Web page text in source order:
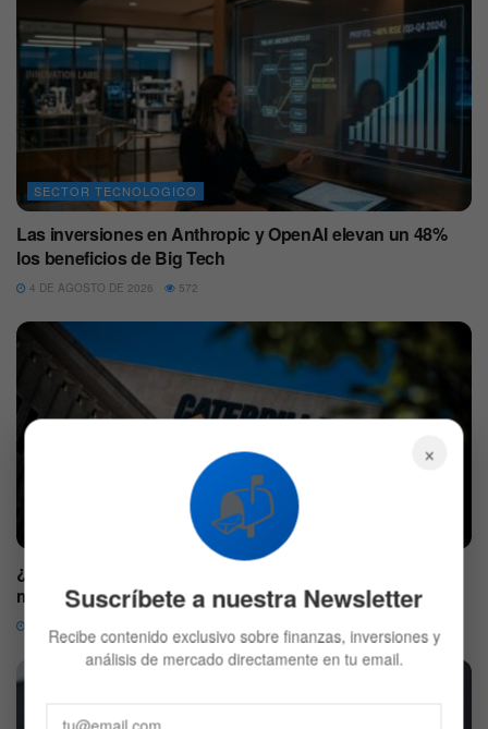
SECTOR TECNOLOGICO
Las inversiones en Anthropic y OpenAI elevan un 48%
los beneficios de Big Tech
4 DE AGOSTO DE 2026 572
¿Por qué se disparan las acciones de Caterpillar este
martes?
×
📬
Suscríbete a nuestra Newsletter
Recibe contenido exclusivo sobre finanzas, inversiones y
análisis de mercado directamente en tu email.